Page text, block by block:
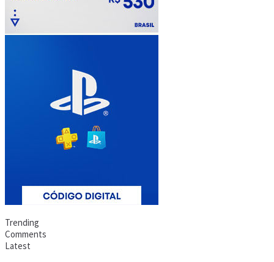
Trending
Comments
Latest